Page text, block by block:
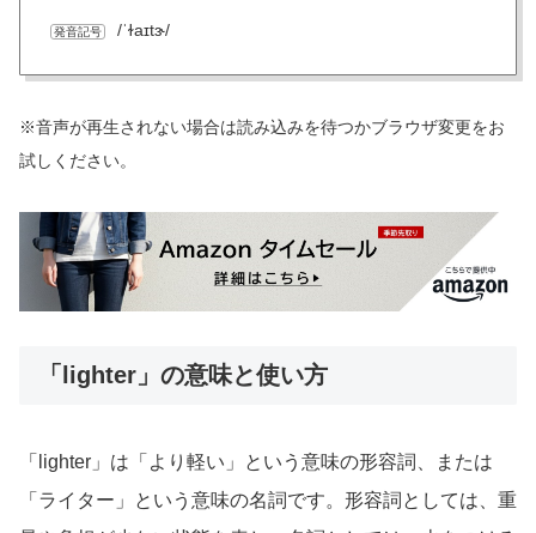
発音記号 /ˈɫaɪtɝ/
※音声が再生されない場合は読み込みを待つかブラウザ変更をお
試しください。
「lighter」の意味と使い方
「lighter」は「より軽い」という意味の形容詞、または
「ライター」という意味の名詞です。形容詞としては、重